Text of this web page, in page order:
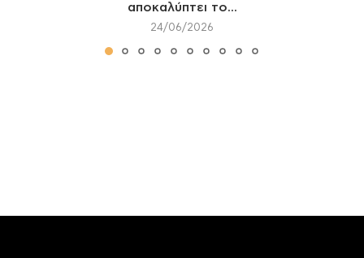
αποκαλύπτει το...
24/06/2026